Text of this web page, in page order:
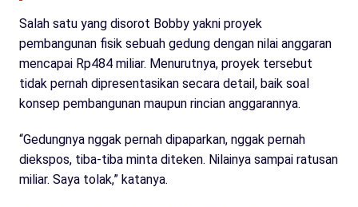
Salah satu yang disorot Bobby yakni proyek
pembangunan fisik sebuah gedung dengan nilai anggaran
mencapai Rp484 miliar. Menurutnya, proyek tersebut
tidak pernah dipresentasikan secara detail, baik soal
konsep pembangunan maupun rincian anggarannya.
“Gedungnya nggak pernah dipaparkan, nggak pernah
diekspos, tiba-tiba minta diteken. Nilainya sampai ratusan
miliar. Saya tolak,” katanya.